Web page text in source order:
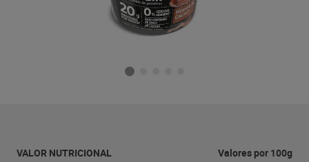
VALOR NUTRICIONAL Valores por 100g